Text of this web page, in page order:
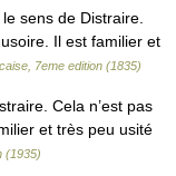
sens de Distraire.
Il est familier et
7eme edition (1835)
Cela n’est pas
et très peu usité
(1935)